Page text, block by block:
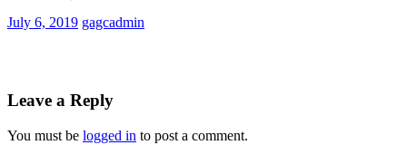
July 6, 2019 gagcadmin
Leave a Reply
You must be logged in to post a comment.